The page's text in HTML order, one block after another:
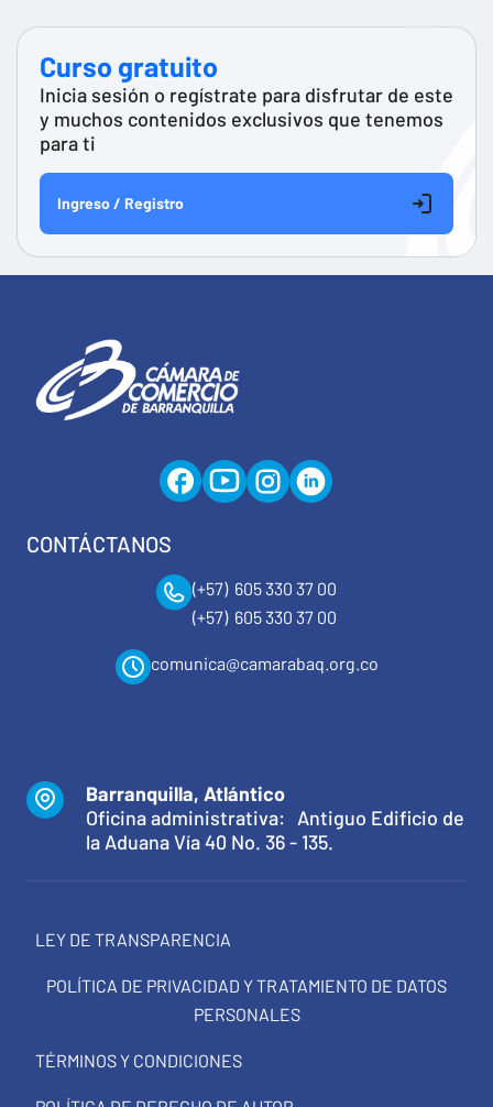
Curso gratuito
Inicia sesión o regístrate para disfrutar de este
y muchos contenidos exclusivos que tenemos
para ti
Ingreso / Registro
CONTÁCTANOS
(+57) 605 330 37 00
(+57) 605 330 37 00
comunica@camarabaq.org.co
Barranquilla, Atlántico
Oficina administrativa: Antiguo Edificio de
la Aduana Vía 40 No. 36 - 135.
LEY DE TRANSPARENCIA
POLÍTICA DE PRIVACIDAD Y TRATAMIENTO DE DATOS
PERSONALES
TÉRMINOS Y CONDICIONES